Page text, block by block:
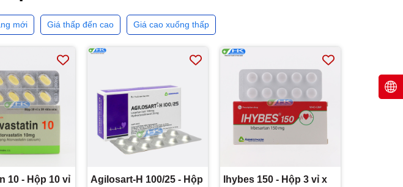
mới Giá thấp đến cao Giá cao xuống thấp
10 - Hộp 10 vỉ
Agilosart-H 100/25 - Hộp
Ihybes 150 - Hộp 3 vỉ x